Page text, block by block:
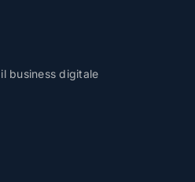
business digitale